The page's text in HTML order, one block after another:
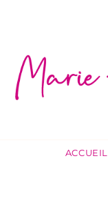
ACCUEIL